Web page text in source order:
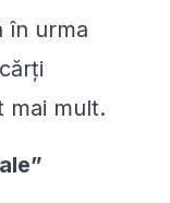
în urma
mai mult.